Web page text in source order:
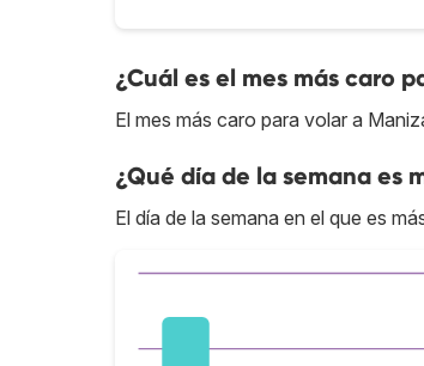
¿Cuál es el mes más caro
El mes más caro para volar a
¿Qué día de la semana es
El día de la semana en el que es